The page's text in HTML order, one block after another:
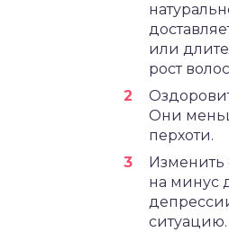
или
рост
Они
перхоти.
Изменить
на минус